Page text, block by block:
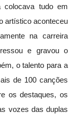
colocava tudo em
artístico aconteceu
na carreira
e gravou o
o talento para a
de 100 canções
os destaques, os
vozes das duplas